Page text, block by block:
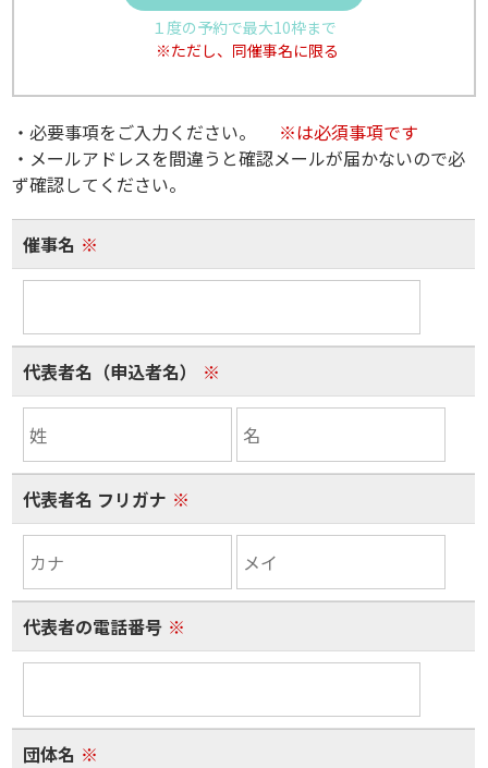
１度の予約で最大10枠まで
※ただし、同催事名に限る
・必要事項をご入力ください。
※は必須事項です
・メールアドレスを間違うと確認メールが届かないので必
ず確認してください。
催事名 ※
代表者名（申込者名） ※
代表者名 フリガナ ※
代表者の電話番号 ※
団体名 ※